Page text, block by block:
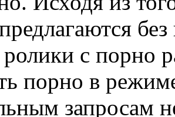
ролики с порно
порно в
запросам